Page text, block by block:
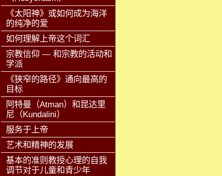
《太阳神》或如何成为海洋
的纯净的爱
如何理解上帝这个词汇
宗教信仰 — 和宗教的活动和
学派
《狭窄的路径》通向最高的
目标
阿特曼（Atman）和昆达里
尼（Kundalini）
服务于上帝
艺术和精神的发展
基本的准则教授心理的自我
调节对于儿童和青少年